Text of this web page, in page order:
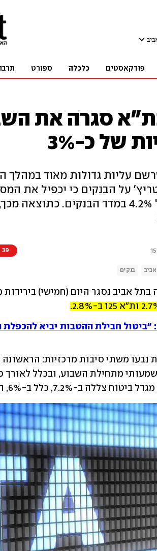
פודקאסטים כלכלה ספורט
סגרה את
של כ-3%
על הבנקים כי יכפיל את
39 תגובות
בנקים
אביב נסגר היום (חמישי) בירידות
חבילת ההטבות יביא להכפלת